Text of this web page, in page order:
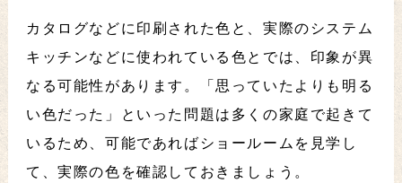
カタログなどに印刷された色と、実際のシステム
キッチンなどに使われている色とでは、印象が異
なる可能性があります。「思っていたよりも明る
い色だった」といった問題は多くの家庭で起きて
いるため、可能であればショールームを見学し
て、実際の色を確認しておきましょう。